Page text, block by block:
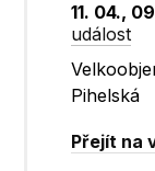
11. 04.,
událost
Pihelská
Přejít na